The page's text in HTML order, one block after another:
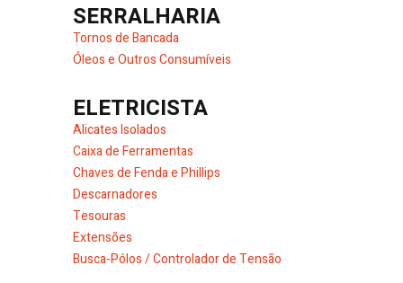
SERRALHARIA
Tornos de Bancada
Óleos e Outros Consumíveis
ELETRICISTA
Alicates Isolados
Caixa de Ferramentas
Chaves de Fenda e Phillips
Descarnadores
Tesouras
Extensões
Busca-Pólos / Controlador de Tensão